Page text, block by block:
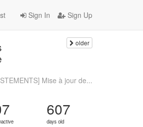
Sign In Sign Up
older
Mise à jour de...
607
days old